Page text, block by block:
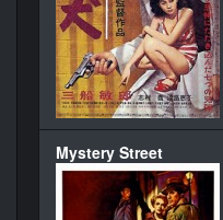
Mystery Street